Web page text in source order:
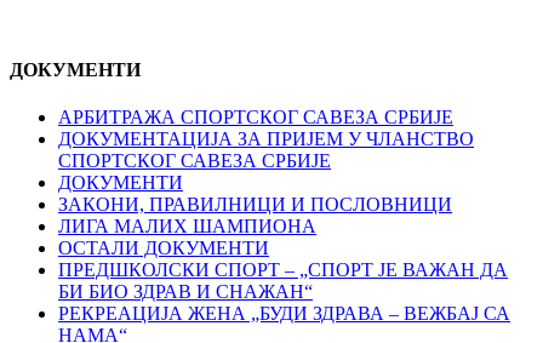
ДОКУМЕНТИ
АРБИТРАЖА СПОРТСКОГ САВЕЗА СРБИЈЕ
ДОКУМЕНТАЦИЈА ЗА ПРИЈЕМ У ЧЛАНСТВО
СПОРТСКОГ САВЕЗА СРБИЈЕ
ДОКУМЕНТИ
ЗАКОНИ, ПРАВИЛНИЦИ И ПОСЛОВНИЦИ
ЛИГА МАЛИХ ШАМПИОНА
ОСТАЛИ ДОКУМЕНТИ
ПРЕДШКОЛСКИ СПОРТ – „СПОРТ ЈЕ ВАЖАН ДА
БИ БИО ЗДРАВ И СНАЖАН“
РЕКРЕАЦИЈА ЖЕНА „БУДИ ЗДРАВА – ВЕЖБАЈ СА
НАМА“